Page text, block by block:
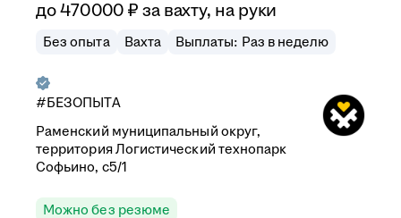
до470 000 ₽ за вахту, на руки
Без опыта Вахта Выплаты: Раз в неделю
#БЕЗОПЫТА
Раменский муниципальный округ,
территория Логистический технопарк
Софьино, с5/1
Можно без резюме